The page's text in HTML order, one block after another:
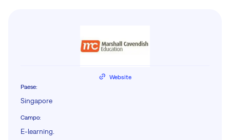
Website
Paese:
Singapore
Campo:
E-learning.